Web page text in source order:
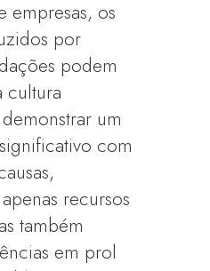
empresas, os
por
podem
cultura
um
com
recursos
também
em prol